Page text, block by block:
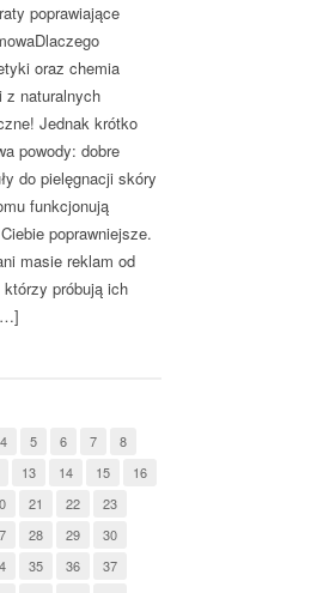
poprawiające
oraz chemia
z naturalnych
Jednak krótko
powody: dobre
do pielęgnacji skóry
funkcjonują
poprawniejsze.
masie reklam od
próbują ich
4 5 6 7
8
13 14 15
16
21 22
23
28 29
30
35 36
37